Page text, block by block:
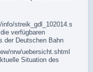
streik_gdl_102014.s
verfügbaren
der Deutschen Bahn
nrw/uebersicht.shtml
Situation des